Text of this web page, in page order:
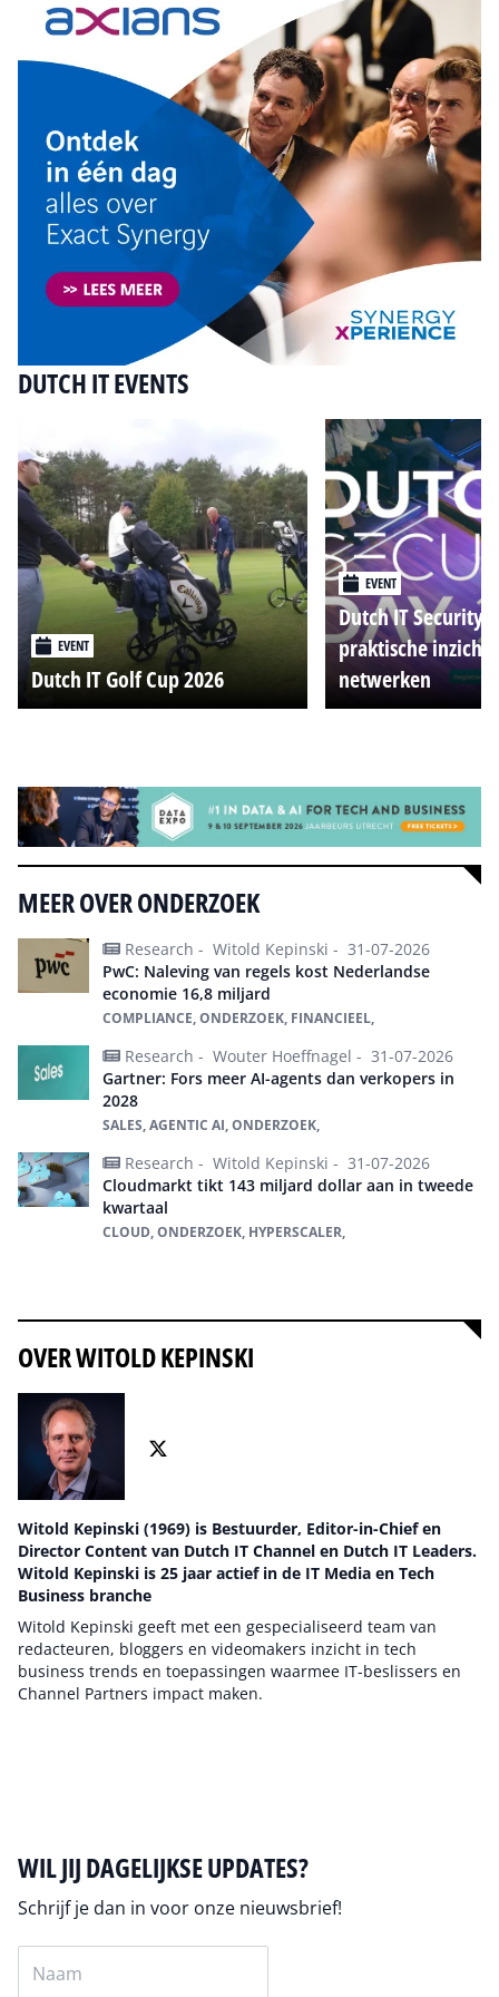
DUTCH IT EVENTS
EVENT
Dutch IT Golf Cup 2026
EVENT
Dutch IT Security
praktische
netwerken
MEER OVER ONDERZOEK
Research - Witold Kepinski - 31-07-2026
PwC: Naleving van regels kost Nederlandse
economie 16,8 miljard
COMPLIANCE, ONDERZOEK, FINANCIEEL,
Research - Wouter Hoeffnagel - 31-07-2026
Gartner: Fors meer AI-agents dan verkopers in
2028
SALES, AGENTIC AI, ONDERZOEK,
Research - Witold Kepinski - 31-07-2026
Cloudmarkt tikt 143 miljard dollar aan in tweede
kwartaal
CLOUD, ONDERZOEK, HYPERSCALER,
OVER WITOLD KEPINSKI
Witold Kepinski (1969) is Bestuurder, Editor-in-Chief en
Director Content van Dutch IT Channel en Dutch IT Leaders.
Witold Kepinski is 25 jaar actief in de IT Media en Tech
Business branche
Witold Kepinski geeft met een gespecialiseerd team van
redacteuren, bloggers en videomakers inzicht in tech
business trends en toepassingen waarmee IT-beslissers en
Channel Partners impact maken.
WIL JIJ DAGELIJKSE UPDATES?
Schrijf je dan in voor onze nieuwsbrief!